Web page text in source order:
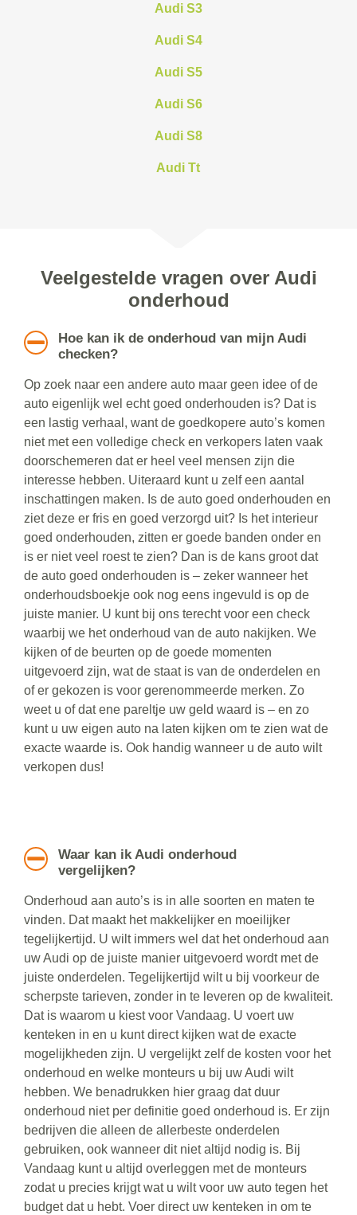
Audi S3
Audi S4
Audi S5
Audi S6
Audi S8
Audi Tt
Veelgestelde vragen over Audi
onderhoud
Hoe kan ik de onderhoud van mijn Audi
checken?
Op zoek naar een andere auto maar geen idee of de
auto eigenlijk wel echt goed onderhouden is? Dat is
een lastig verhaal, want de goedkopere auto’s komen
niet met een volledige check en verkopers laten vaak
doorschemeren dat er heel veel mensen zijn die
interesse hebben. Uiteraard kunt u zelf een aantal
inschattingen maken. Is de auto goed onderhouden en
ziet deze er fris en goed verzorgd uit? Is het interieur
goed onderhouden, zitten er goede banden onder en
is er niet veel roest te zien? Dan is de kans groot dat
de auto goed onderhouden is – zeker wanneer het
onderhoudsboekje ook nog eens ingevuld is op de
juiste manier. U kunt bij ons terecht voor een check
waarbij we het onderhoud van de auto nakijken. We
kijken of de beurten op de goede momenten
uitgevoerd zijn, wat de staat is van de onderdelen en
of er gekozen is voor gerenommeerde merken. Zo
weet u of dat ene pareltje uw geld waard is – en zo
kunt u uw eigen auto na laten kijken om te zien wat de
exacte waarde is. Ook handig wanneer u de auto wilt
verkopen dus!
Waar kan ik Audi onderhoud
vergelijken?
Onderhoud aan auto’s is in alle soorten en maten te
vinden. Dat maakt het makkelijker en moeilijker
tegelijkertijd. U wilt immers wel dat het onderhoud aan
uw Audi op de juiste manier uitgevoerd wordt met de
juiste onderdelen. Tegelijkertijd wilt u bij voorkeur de
scherpste tarieven, zonder in te leveren op de kwaliteit.
Dat is waarom u kiest voor Vandaag. U voert uw
kenteken in en u kunt direct kijken wat de exacte
mogelijkheden zijn. U vergelijkt zelf de kosten voor het
onderhoud en welke monteurs u bij uw Audi wilt
hebben. We benadrukken hier graag dat duur
onderhoud niet per definitie goed onderhoud is. Er zijn
bedrijven die alleen de allerbeste onderdelen
gebruiken, ook wanneer dit niet altijd nodig is. Bij
Vandaag kunt u altijd overleggen met de monteurs
zodat u precies krijgt wat u wilt voor uw auto tegen het
budget dat u hebt. Voer direct uw kenteken in om te